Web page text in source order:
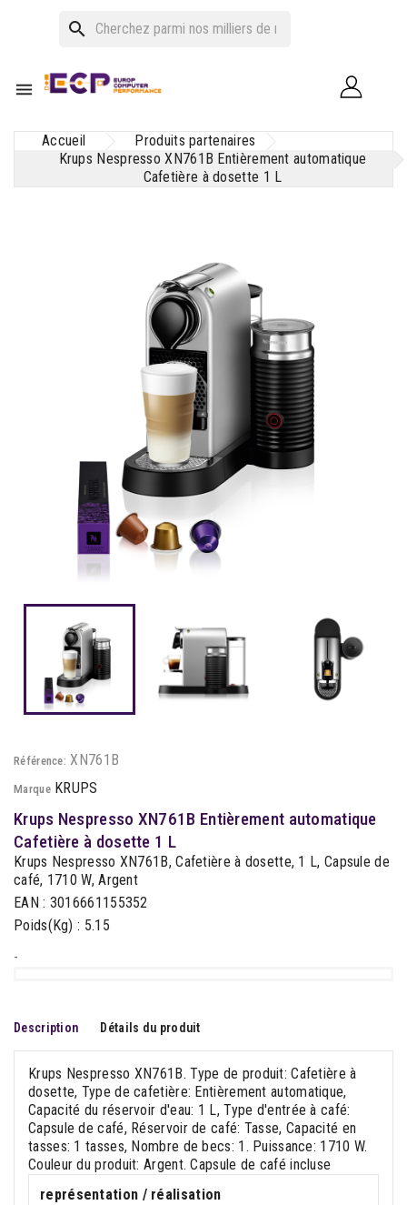
search

Accueil
Produits partenaires
Krups Nespresso XN761B Entièrement automatique
Cafetière à dosette 1 L
Référence: XN761B
Marque KRUPS
Krups Nespresso XN761B Entièrement automatique
Cafetière à dosette 1 L
Krups Nespresso XN761B, Cafetière à dosette, 1 L, Capsule de
café, 1710 W, Argent
EAN : 3016661155352
Poids(Kg) : 5.15
-
Description Détails du produit
Krups Nespresso XN761B. Type de produit: Cafetière à
dosette, Type de cafetière: Entièrement automatique,
Capacité du réservoir d'eau: 1 L, Type d'entrée à café:
Capsule de café, Réservoir de café: Tasse, Capacité en
tasses: 1 tasses, Nombre de becs: 1. Puissance: 1710 W.
Couleur du produit: Argent. Capsule de café incluse
représentation / réalisation